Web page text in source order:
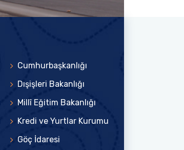
Cumhurbaşkanlığı
Dışişleri Bakanlığı
Millî Eğitim Bakanlığı
Kredi ve Yurtlar Kurumu
Göç İdaresi